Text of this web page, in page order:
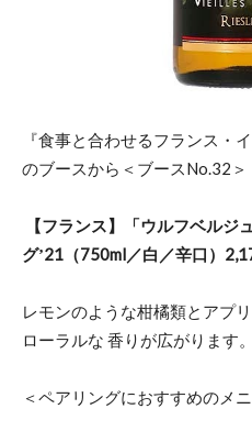
『食事と合わせるフランス・
のブースから＜ブースNo.32＞
【フランス】「ウルフベルジ
グʼ21（750ml／白／辛口）
レモンのような柑橘類とアプ
ローラルな 香りが広がります。
＜ペアリングにおすすめのメ